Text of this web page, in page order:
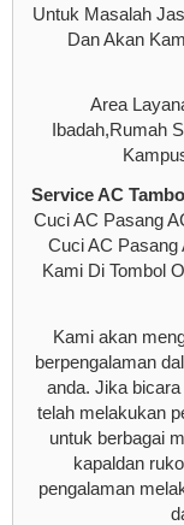
Untuk Masalah
Dan Akan
Area
Ibadah,Rumah
Service AC
Cuci AC Pasang
Cuci AC Pasang
Kami Di Tombol
Kami akan
berpengalaman
anda. Jika
telah melakukan
untuk berbagai
kapaldan
pengalaman